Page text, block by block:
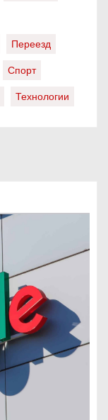
Переезд
Спорт
Технологии